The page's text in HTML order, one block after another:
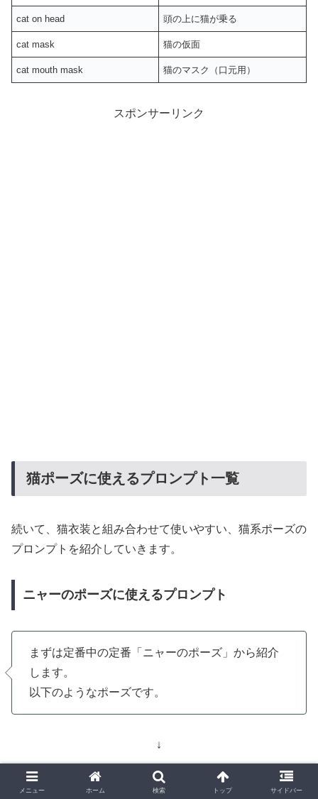
cat on head 頭の上に猫が乗る
cat mask 猫の仮面
cat mouth mask 猫のマスク（口元用）
スポンサーリンク
猫ポーズに使えるプロンプト一覧
続いて、猫衣装と組み合わせて使いやすい、猫系ポーズの
プロンプトを紹介していきます。
ニャーのポーズに使えるプロンプト
まずは定番中の定番「ニャーのポーズ」から紹介
します。
以下のようなポーズです。
↓
メニュー ホーム 検索 トップ サイドバー